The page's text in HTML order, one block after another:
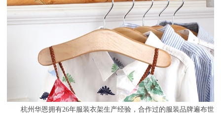
杭州华恩拥有26年服装衣架生产经验，合作过的服装品牌遍布世